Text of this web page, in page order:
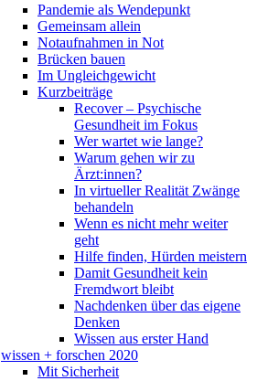
Pandemie als Wendepunkt
Gemeinsam allein
Notaufnahmen in Not
Brücken bauen
Im Ungleichgewicht
Kurzbeiträge
Recover – Psychische
Gesundheit im Fokus
Wer wartet wie lange?
Warum gehen wir zu
Ärzt:innen?
In virtueller Realität Zwänge
behandeln
Wenn es nicht mehr weiter
geht
Hilfe finden, Hürden meistern
Damit Gesundheit kein
Fremdwort bleibt
Nachdenken über das eigene
Denken
Wissen aus erster Hand
wissen + forschen 2020
Mit Sicherheit